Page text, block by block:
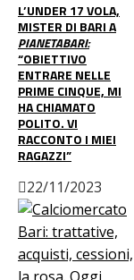
L’UNDER 17 VOLA,
MISTER DI BARI A
PIANETABARI:
“OBIETTIVO
ENTRARE NELLE
PRIME CINQUE, MI
HA CHIAMATO
POLITO. VI
RACCONTO I MIEI
RAGAZZI”
22/11/2023